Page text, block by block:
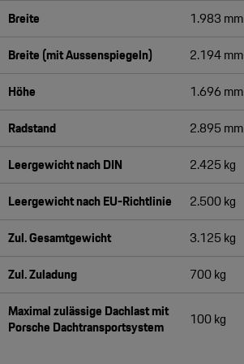
Breite
1.983 mm
Breite (mit Aussenspiegeln)
2.194 mm
Höhe
1.696 mm
Radstand
2.895 mm
Leergewicht nach DIN
2.425 kg
Leergewicht nach EU-Richtlinie
2.500 kg
Zul. Gesamtgewicht
3.125 kg
Zul. Zuladung
700 kg
Maximal zulässige Dachlast mit
Porsche Dachtransportsystem
100 kg